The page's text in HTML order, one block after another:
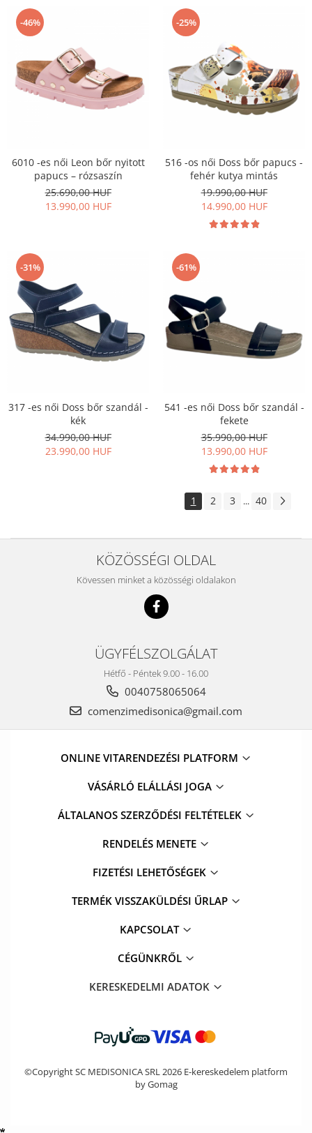
-46%
6010 -es női Leon bőr nyitott
papucs – rózsaszín
25.690,00 HUF
13.990,00 HUF
-25%
516 -os női Doss bőr papucs -
fehér kutya mintás
19.990,00 HUF
14.990,00 HUF
-31%
317 -es női Doss bőr szandál -
kék
34.990,00 HUF
23.990,00 HUF
-61%
541 -es női Doss bőr szandál -
fekete
35.990,00 HUF
13.990,00 HUF
1 2 3 ... 40
KÖZÖSSÉGI OLDAL
Kövessen minket a közösségi oldalakon
ÜGYFÉLSZOLGÁLAT
Hétfő - Péntek 9.00 - 16.00
0040758065064
comenzimedisonica@gmail.com
ONLINE VITARENDEZÉSI PLATFORM
VÁSÁRLÓ ELÁLLÁSI JOGA
ÁLTALANOS SZERZŐDÉSI FELTÉTELEK
RENDELÉS MENETE
FIZETÉSI LEHETŐSÉGEK
TERMÉK VISSZAKÜLDÉSI ŰRLAP
KAPCSOLAT
CÉGÜNKRŐL
KERESKEDELMI ADATOK
©Copyright SC MEDISONICA SRL 2026 E-kereskedelem platform
by Gomag